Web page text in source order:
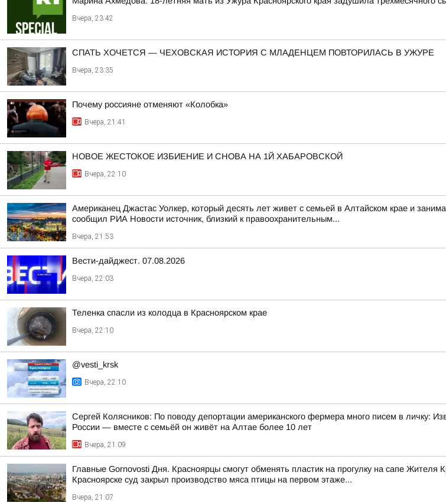
Вчера, 23:42
СПАТЬ ХОЧЕТСЯ — ЧЕХОВСКАЯ ИСТОРИЯ С МЛАДЕНЦЕМ ПОВТОРИЛАСЬ В УЖУРЕ
Вчера, 23:35
Почему россияне отменяют «Колобка»
Вчера, 21:41
НОВОЕ ЖЕСТОКОЕ ИЗБИЕНИЕ И СНОВА НА 1Й ХАБАРОВСКОЙ
Вчера, 22:10
Американец Джастас Уолкер, который десять лет живет с семьей в Алтайском крае и
сообщил РИА Новости источник, близкий к правоохранительным...
Вчера, 21:53
Вести-дайджест. 07.08.2026
Вчера, 22:03
Теленка спасли из колодца в Красноярском крае
Вчера, 22:10
@vesti_krsk
Вчера, 22:10
Сергей Колясников: По поводу депортации американского фермера много писем в личку:
России — вместе с семьёй он живёт на Алтае более 10 лет
Вчера, 21:09
Главные Gornovosti Дня. Красноярцы смогут обменять пластик на прогулку на сапе Жителя
Красноярске суд закрыл производство мяса птицы на первом этаже...
Вчера, 21:07